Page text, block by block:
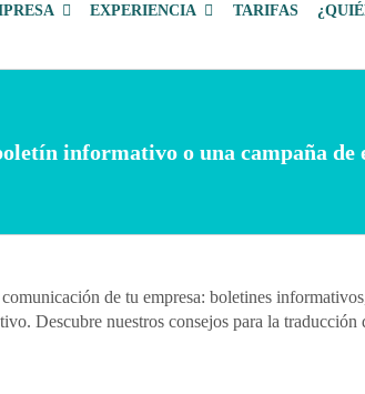
EXPERIENCIA TARIFAS
informativo o una campaña
de tu empresa: boletines
Descubre nuestros consejos para la